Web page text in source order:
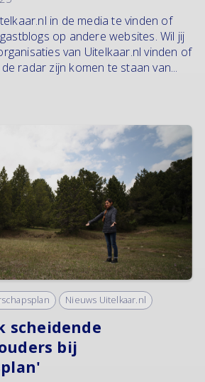
in de media te vinden of
op andere websites. Wil jij
van Uitelkaar.nl vinden of
radar zijn komen te staan van...
Nieuws Uitelkaar.nl
scheidende
bij